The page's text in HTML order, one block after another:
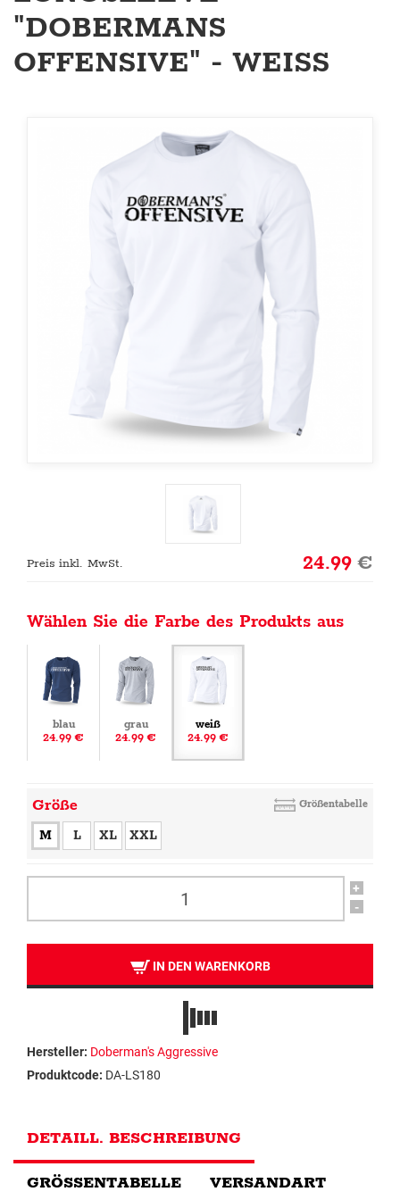
"DOBERMANS
OFFENSIVE" - WEISS
Preis inkl. MwSt. 24.99€
Wählen Sie die Farbe des Produkts aus
blau
24.99 €
grau
24.99 €
weiß
24.99 €
Größe Größentabelle
M L XL XXL
+
-
IN DEN WARENKORB
Hersteller: Doberman's Aggressive
Produktcode: DA-LS180
DETAILL. BESCHREIBUNG
GRÖSSENTABELLE VERSANDART